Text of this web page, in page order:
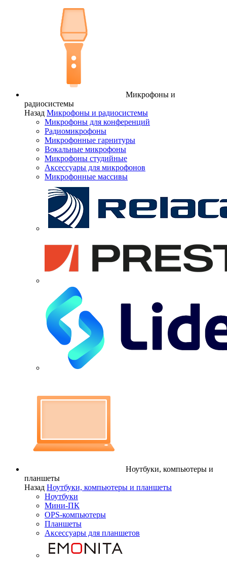
Микрофоны и
радиосистемы
Назад Микрофоны и радиосистемы
Микрофоны для конференций
Радиомикрофоны
Микрофонные гарнитуры
Вокальные микрофоны
Микрофоны студийные
Аксессуары для микрофонов
Микрофонные массивы
Ноутбуки, компьютеры и
планшеты
Назад Ноутбуки, компьютеры и планшеты
Ноутбуки
Мини-ПК
OPS-компьютеры
Планшеты
Аксессуары для планшетов